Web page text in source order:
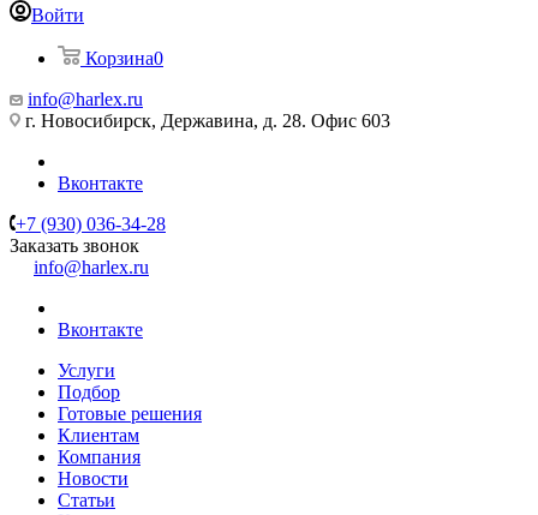
Войти
Корзина0
info@harlex.ru
г. Новосибирск, Державина, д. 28. Офис 603
Вконтакте
+7 (930) 036-34-28
Заказать звонок
info@harlex.ru
Вконтакте
Услуги
Подбор
Готовые решения
Клиентам
Компания
Новости
Статьи